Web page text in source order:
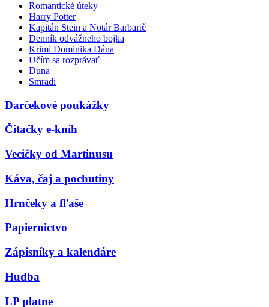
Romantické úteky
Harry Potter
Kapitán Stein a Notár Barbarič
Denník odvážneho bojka
Krimi Dominika Dána
Učím sa rozprávať
Duna
Smradi
Darčekové poukážky
Čítačky e-kníh
Vecičky od Martinusu
Káva, čaj a pochutiny
Hrnčeky a fľaše
Papiernictvo
Zápisníky a kalendáre
Hudba
LP platne